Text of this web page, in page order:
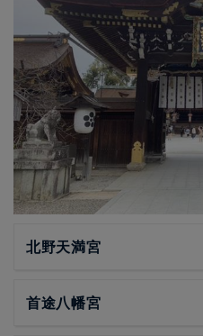
北野天満宮
首途八幡宮